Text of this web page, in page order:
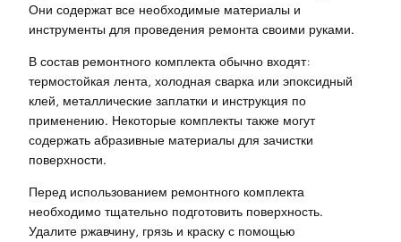
Они содержат все необходимые материалы и
инструменты для проведения ремонта своими руками.
В состав ремонтного комплекта обычно входят:
термостойкая лента, холодная сварка или эпоксидный
клей, металлические заплатки и инструкция по
применению. Некоторые комплекты также могут
содержать абразивные материалы для зачистки
поверхности.
Перед использованием ремонтного комплекта
необходимо тщательно подготовить поверхность.
Удалите ржавчину, грязь и краску с помощью